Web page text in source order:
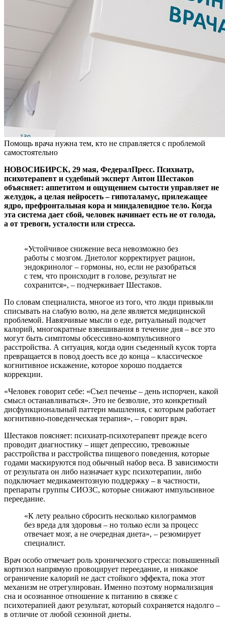
Помощь врача нужна тем, кто не справляется с проблемой
самостоятельно
НОВОСИБИРСК, 29 мая, ФедералПресс. Психиатр,
психотерапевт и судебный эксперт Антон Шестаков
объясняет: аппетитом и ощущением сытости управляет не
желудок, а целая нейросеть – гипоталамус, прилежащее
ядро, префронтальная кора и миндалевидное тело. Когда
эта система дает сбой, человек начинает есть не от голода,
а от тревоги, усталости или стресса.
«Устойчивое снижение веса невозможно без
работы с мозгом. Диетолог корректирует рацион,
эндокринолог – гормоны, но, если не разобраться
с тем, что происходит в голове, результат не
сохранится», – подчеркивает Шестаков.
По словам специалиста, многое из того, что люди привыкли
списывать на слабую волю, на деле является медицинской
проблемой. Навязчивые мысли о еде, ритуальный подсчет
калорий, многократные взвешивания в течение дня – все это
могут быть симптомы обсессивно-компульсивного
расстройства. А ситуация, когда один съеденный кусок торта
превращается в повод доесть все до конца – классическое
когнитивное искажение, которое хорошо поддается
коррекции.
«Человек говорит себе: «Съел печенье – день испорчен, какой
смысл останавливаться». Это не безволие, это конкретный
дисфункциональный паттерн мышления, с которым работает
когнитивно-поведенческая терапия», – говорит врач.
Шестаков поясняет: психиатр-психотерапевт прежде всего
проводит диагностику – ищет депрессию, тревожные
расстройства и расстройства пищевого поведения, которые
годами маскируются под обычный набор веса. В зависимости
от результата он либо назначает курс психотерапии, либо
подключает медикаментозную поддержку – в частности,
препараты группы СИОЗС, которые снижают импульсивное
переедание.
«К лету реально сбросить несколько килограммов
без вреда для здоровья – но только если за процесс
отвечает мозг, а не очередная диета», – резюмирует
специалист.
Врач особо отмечает роль хронического стресса: повышенный
кортизол напрямую провоцирует переедание, и никакое
ограничение калорий не даст стойкого эффекта, пока этот
механизм не отрегулирован. Именно поэтому нормализация
сна и осознанное отношение к питанию в связке с
психотерапией дают результат, который сохраняется надолго –
в отличие от любой сезонной диеты.